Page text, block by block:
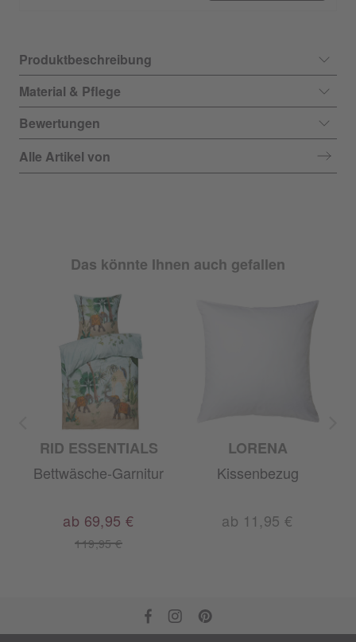
Produktbeschreibung
Material & Pflege
Bewertungen
Alle Artikel von
Das könnte Ihnen auch gefallen
RID ESSENTIALS
Bettwäsche-Garnitur
119,95 €
ab 69,95 €
LORENA
Kissenbezug
ab 11,95 €